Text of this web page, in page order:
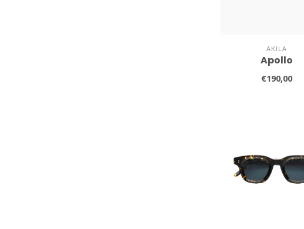
AKILA
Apollo
€190,00